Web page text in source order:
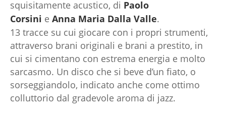
squisitamente acustico, di Paolo
Corsini e Anna Maria Dalla Valle.
13 tracce su cui giocare con i propri strumenti,
attraverso brani originali e brani a prestito, in
cui si cimentano con estrema energia e molto
sarcasmo. Un disco che si beve d’un fiato, o
sorseggiandolo, indicato anche come ottimo
colluttorio dal gradevole aroma di jazz.